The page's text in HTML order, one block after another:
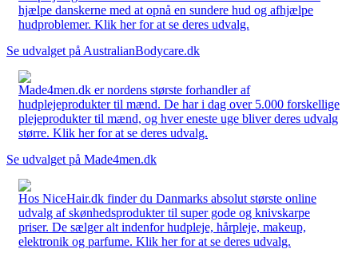
hjælpe danskerne med at opnå en sundere hud og afhjælpe
hudproblemer. Klik her for at se deres udvalg.
Se udvalget på AustralianBodycare.dk
Made4men.dk er nordens største forhandler af
hudplejeprodukter til mænd. De har i dag over 5.000 forskellige
plejeprodukter til mænd, og hver eneste uge bliver deres udvalg
større. Klik her for at se deres udvalg.
Se udvalget på Made4men.dk
Hos NiceHair.dk finder du Danmarks absolut største online
udvalg af skønhedsprodukter til super gode og knivskarpe
priser. De sælger alt indenfor hudpleje, hårpleje, makeup,
elektronik og parfume. Klik her for at se deres udvalg.